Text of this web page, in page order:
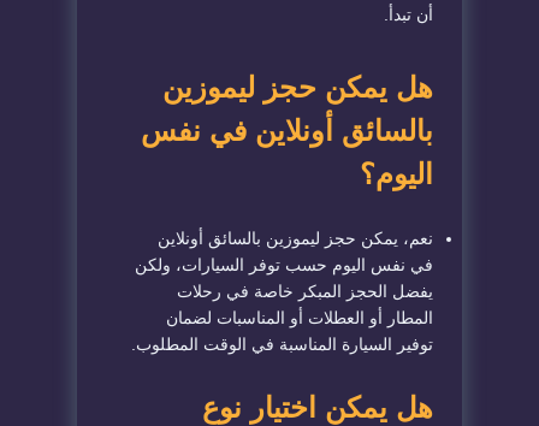
أن تبدأ.
هل يمكن حجز ليموزين
بالسائق أونلاين في نفس
اليوم؟
نعم، يمكن حجز ليموزين بالسائق أونلاين
في نفس اليوم حسب توفر السيارات، ولكن
يفضل الحجز المبكر خاصة في رحلات
المطار أو العطلات أو المناسبات لضمان
توفير السيارة المناسبة في الوقت المطلوب.
هل يمكن اختيار نوع